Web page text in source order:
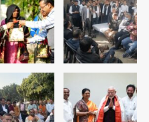
से बेटियों के स्वास्थ्य और
का संदेश
JHJ
स्थान हासिल करना लक्ष्य: